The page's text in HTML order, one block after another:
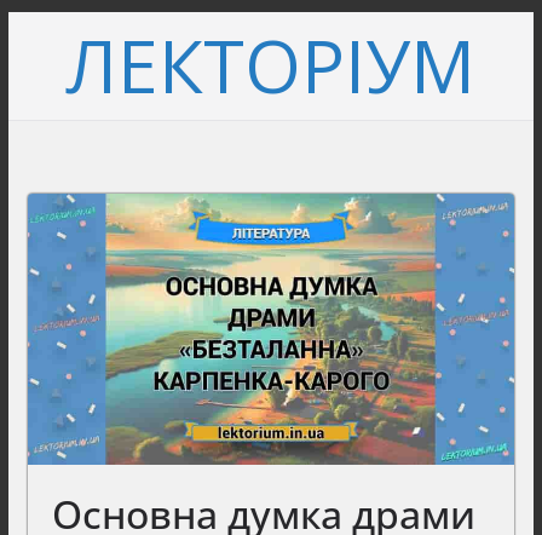
вмістуЛЕКТОРІУМ
Основна думка драми